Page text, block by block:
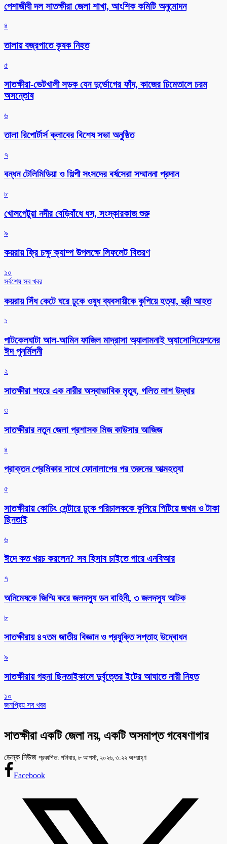
পেশাজীবী দল সাতক্ষীরা জেলা শাখা, আংশিক কমিটি অনুমোদন
৪
তালায় বজ্রপাতে কৃষক নিহত
৫
সাতক্ষীরা-ভেটখালী সড়ক যেন দুর্ভোগের ফাঁদ, কাজের ঢিমেতালে চরম
অসন্তোষ
৬
‎তালা রিপোর্টার্স ক্লাবের বিশেষ সভা অনুষ্ঠিত
৭
বন্ধন টেলিমিডিয়া ও শিল্পী সংসদের বর্ষসেরা সম্মাননা প্রদান
৮
খোলপেটুয়া নদীর বেড়িবাঁধে ধস, সংস্কারকাজ শুরু
৯
কয়রায় ফ্রি চক্ষু ক্যাম্প উপলক্ষে লিফলেট বিতরণ
১০
সর্বশেষ সব খবর
কয়রায় সিঁধ কেটে ঘরে ঢুকে ওষুধ ব্যবসায়ীকে কুপিয়ে হত্যা, স্ত্রী আহত
১
পাটকেলঘাটা আল-আমিন ফাজিল মাদ্রাসা অ্যালামনাই অ্যাসোসিয়েশনের
ঈদ পুনর্মিলনী
২
সাতক্ষীরা শহরে এক নারীর অস্বাভাবিক মৃত্যু, গলিত লাশ উদ্ধার
৩
সাতক্ষীরার নতুন জেলা প্রশাসক মিজ কাউসার আজিজ
৪
প্রাক্তন প্রেমিকার সাথে ফোনালাপের পর তরুনের আত্মহত্যা
৫
সাতক্ষীরায় কোচিং সেন্টারে ঢুকে পরিচালককে কুপিয়ে পিটিয়ে জখম ও টাকা
ছিনতাই
৬
ঈদে কত খরচ করলেন? সব হিসাব চাইতে পারে এনবিআর
৭
অনিমেষকে জিম্মি করে জলদস্যু ডন বাহিনী, ৩ জলদস্যু আটক
৮
সাতক্ষীরায় ৪৭তম জাতীয় বিজ্ঞান ও প্রযুক্তি সপ্তাহ উদ্বোধন
৯
সাতক্ষীরায় গহনা ছিনতাইকালে দুর্বৃত্তের ইটের আঘাতে নারী নিহত
১০
জনপ্রিয় সব খবর
সাতক্ষীরা একটি জেলা নয়, একটি অসমাপ্ত গবেষণাগার
ডেস্ক নিউজ প্রকাশিত: শনিবার, ৮ আগস্ট, ২০২৬, ৩:২২ অপরাহ্ণ
Facebook